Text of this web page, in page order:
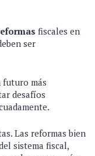
fiscales en
ser
futuro más
desafíos
Las reformas bien
sistema fiscal,